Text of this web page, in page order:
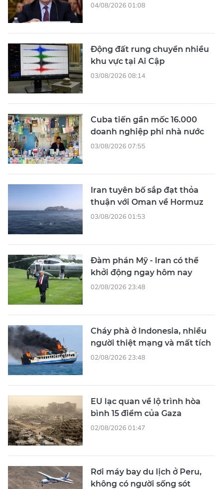
04/08/2026 01:08
Động đất rung chuyển nhiều
khu vực tại Ai Cập
03/08/2026 08:14
Cuba tiến gần mốc 16.000
doanh nghiệp phi nhà nước
03/08/2026 07:55
Iran tuyên bố sắp đạt thỏa
thuận với Oman về Hormuz
03/08/2026 01:53
Đàm phán Mỹ - Iran có thể
khởi động ngay hôm nay
02/08/2026 23:48
Cháy phà ở Indonesia, nhiều
người thiệt mạng và mất tích
02/08/2026 23:48
EU lạc quan về lộ trình hòa
bình 15 điểm của Gaza
02/08/2026 01:47
Rơi máy bay du lịch ở Peru,
không có người sống sót